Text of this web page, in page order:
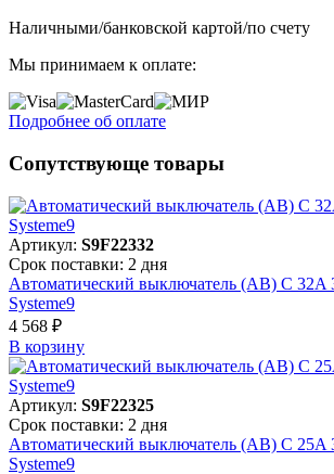
Наличными/банковской картой/по счету
Мы принимаем к оплате:
Подробнее об оплате
Сопутствующе товары
Артикул: S9F22332
Срок поставки: 2 дня
Автоматический выключатель (АВ) C 32A
Systeme9
4 568 ₽
В корзинy
Артикул: S9F22325
Срок поставки: 2 дня
Автоматический выключатель (АВ) C 25A
Systeme9